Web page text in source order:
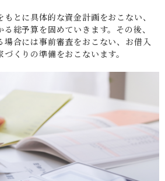
とに具体的な資金計画をおこない、
総予算を固めていきます。その後、
場合には事前審査をおこない、お借入
くりの準備をおこないます。